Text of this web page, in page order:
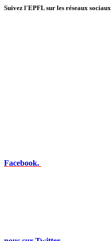
Suivez l'EPFL sur les réseaux sociaux
Facebook.